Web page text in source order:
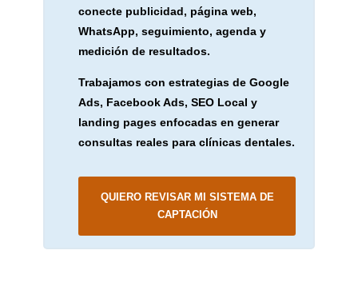
conecte publicidad, página web,
WhatsApp, seguimiento, agenda y
medición de resultados.
Trabajamos con estrategias de Google
Ads, Facebook Ads, SEO Local y
landing pages enfocadas en generar
consultas reales para clínicas dentales.
QUIERO REVISAR MI SISTEMA DE
CAPTACIÓN